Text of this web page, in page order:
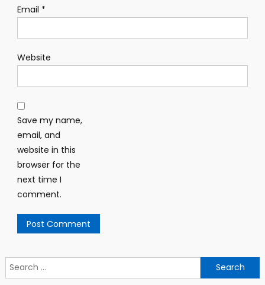
Email *
Website
Save my name,
email, and
website in this
browser for the
next time I
comment.
Search
for: